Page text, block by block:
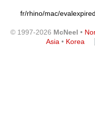
fr/rhino/mac/
© 1997-2026 McNeel •
Asia • Korea